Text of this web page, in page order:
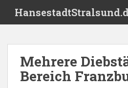
i
Mehrere
Bereich